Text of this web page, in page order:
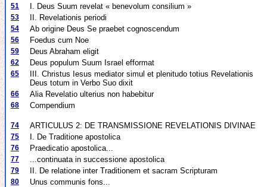
51 I. Deus Suum revelat « benevolum consilium »
53 II. Revelationis periodi
54 Ab origine Deus Se praebet cognoscendum
56 Foedus cum Noe
59 Deus Abraham eligit
62 Deus populum Suum Israel efformat
65
III. Christus Iesus mediator simul et plenitudo totius Revelationis
Deus totum in Verbo Suo dixit
66 Alia Revelatio ulterius non habebitur
68 Compendium
74 ARTICULUS 2: DE TRANSMISSIONE REVELATIONIS DIVINAE
75 I. De Traditione apostolica
76 Praedicatio apostolica...
77 ...continuata in successione apostolica
79 II. De relatione inter Traditionem et sacram Scripturam
80 Unus communis fons...